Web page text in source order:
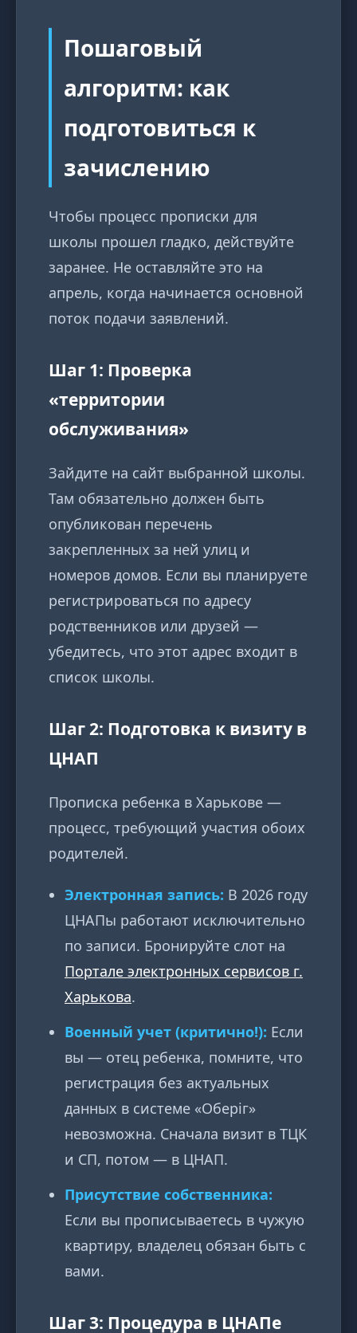
Пошаговый
алгоритм: как
подготовиться к
зачислению
Чтобы процесс прописки для
школы прошел гладко, действуйте
заранее. Не оставляйте это на
апрель, когда начинается основной
поток подачи заявлений.
Шаг 1: Проверка
«территории
обслуживания»
Зайдите на сайт выбранной школы.
Там обязательно должен быть
опубликован перечень
закрепленных за ней улиц и
номеров домов. Если вы планируете
регистрироваться по адресу
родственников или друзей —
убедитесь, что этот адрес входит в
список школы.
Шаг 2: Подготовка к визиту в
ЦНАП
Прописка ребенка в Харькове —
процесс, требующий участия обоих
родителей.
Электронная запись: В 2026 году
ЦНАПы работают исключительно
по записи. Бронируйте слот на
Портале электронных сервисов г.
Харькова.
Военный учет (критично!): Если
вы — отец ребенка, помните, что
регистрация без актуальных
данных в системе «Оберіг»
невозможна. Сначала визит в ТЦК
и СП, потом — в ЦНАП.
Присутствие собственника:
Если вы прописываетесь в чужую
квартиру, владелец обязан быть с
вами.
Шаг 3: Процедура в ЦНАПе